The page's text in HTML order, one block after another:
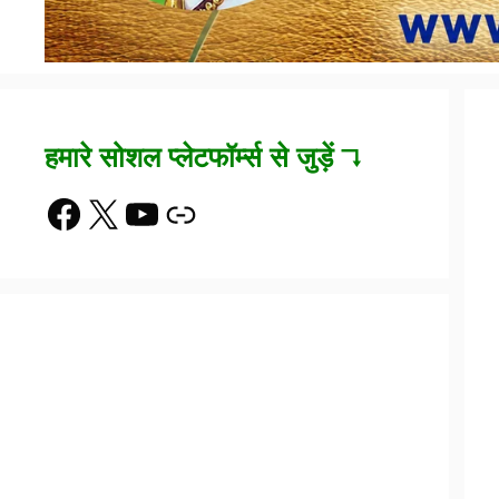
हमारे सोशल प्लेटफॉर्म्स से जुड़ें ↴
Facebook
X YouTube
Link